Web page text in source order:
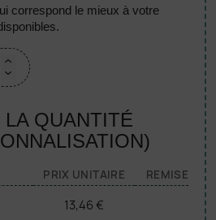
correspond le mieux à votre
QUANTITÉ
PRIX UNITAIRE REMISE
13,46 €